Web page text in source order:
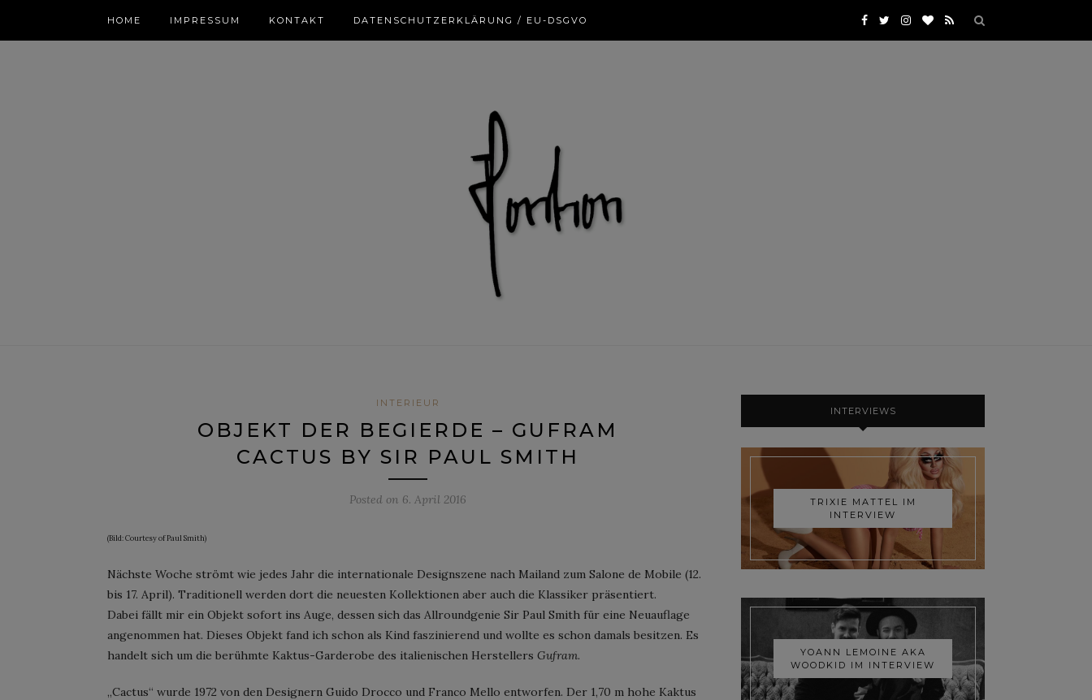
HOME IMPRESSUM KONTAKT DATENSCHUTZERKLÄRUNG / EU-DSGVO
INTERIEUR
OBJEKT DER BEGIERDE – GUFRAM
CACTUS BY SIR PAUL SMITH
Posted on 6. April 2016
(Bild: Courtesy of Paul Smith)
Nächste Woche strömt wie jedes Jahr die internationale Designszene nach Mailand zum Salone de Mobile (12.
bis 17. April). Traditionell werden dort die neuesten Kollektionen aber auch die Klassiker präsentiert.
Dabei fällt mir ein Objekt sofort ins Auge, dessen sich das Allroundgenie Sir Paul Smith für eine Neuauflage
angenommen hat. Dieses Objekt fand ich schon als Kind faszinierend und wollte es schon damals besitzen. Es
handelt sich um die berühmte Kaktus-Garderobe des italienischen Herstellers Gufram.
„Cactus“ wurde 1972 von den Designern Guido Drocco und Franco Mello entworfen. Der 1,70 m hohe Kaktus
INTERVIEWS
TRIXIE MATTEL IM
INTERVIEW
YOANN LEMOINE AKA
WOODKID IM INTERVIEW